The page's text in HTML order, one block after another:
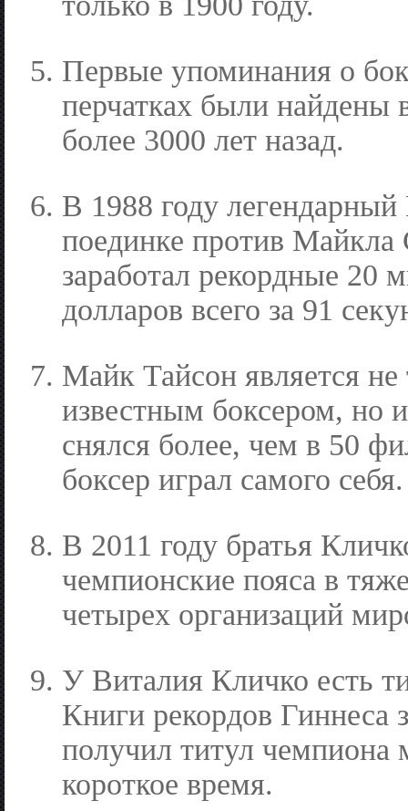
Первые упоминания о
перчатках были найдены
более 3000 лет назад.
В 1988 году
поединке против Майкла
заработал рекордные 20
долларов всего за 91
Майк Тайсон является не
известным боксером, но
снялся более, чем в 50
боксер играл самого себя.
В 2011 году братья
чемпионские пояса в
четырех организаций
У Виталия Кличко есть
Книги рекордов Гиннеса
получил титул чемпиона
короткое время.